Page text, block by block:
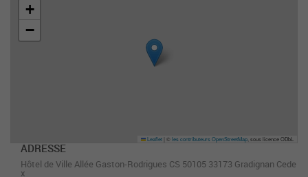
+
−
Leaflet ©les contributeurs OpenStreetMap , sous licence ODbL
ADRESSE
Hôtel de Ville Allée Gaston-Rodrigues CS 50105 33173 Gradignan Cede
x